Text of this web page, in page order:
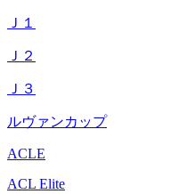
Ｊ１
Ｊ２
Ｊ３
ルヴァンカップ
ACLE
ACL Elite